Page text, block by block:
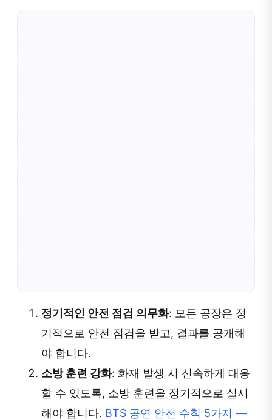
정기적인 안전 점검 의무화: 모든 공장은 정
기적으로 안전 점검을 받고, 결과를 공개해
야 합니다.
소방 훈련 강화: 화재 발생 시 신속하게 대응
할 수 있도록, 소방 훈련을 정기적으로 실시
해야 합니다. BTS 공연 안전 수칙 5가지 —